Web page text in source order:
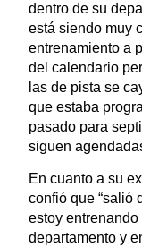
dentro de su
está siendo muy
entrenamiento a
del calendario
las de pista se
que estaba
pasado para
siguen
En cuanto a su
confió que “salió
estoy
departamento y